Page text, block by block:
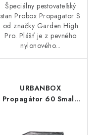
Špeciálny pestovateľský
stan Probox Propagator S
od značky Garden High
Pro. Plášť je z pevného
nylonového...
URBANBOX
Propagátor 60 Small,